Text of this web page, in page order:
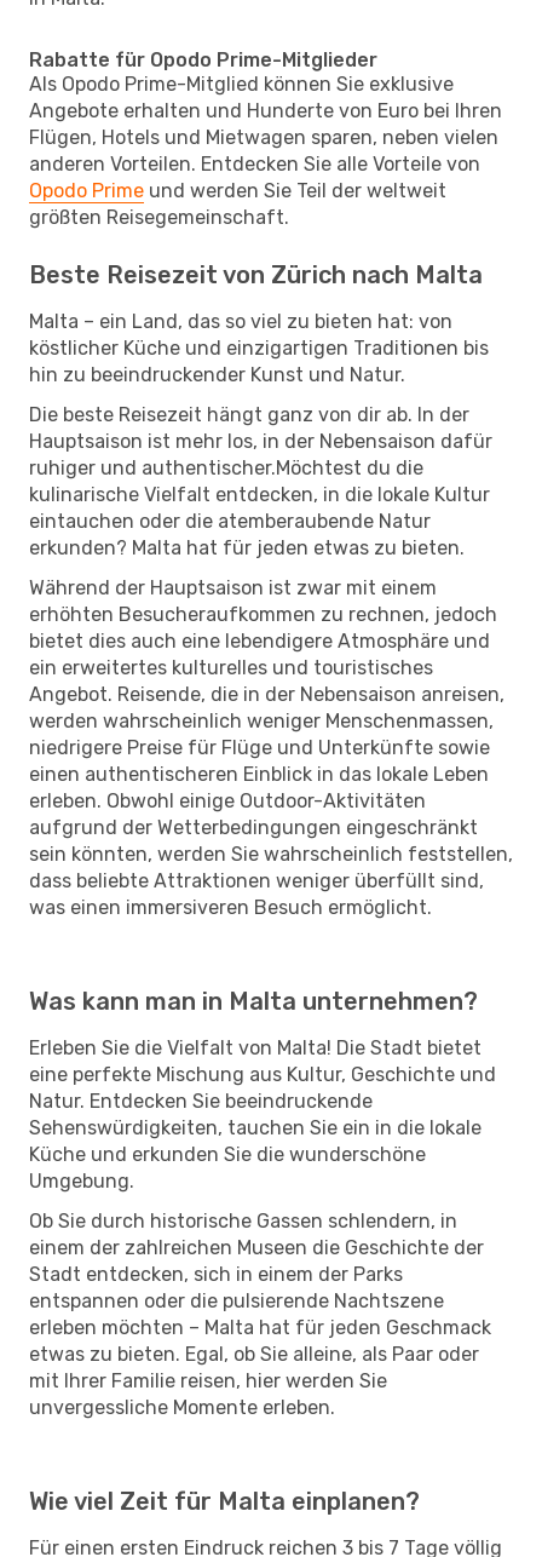
Rabatte für Opodo Prime-Mitglieder
Als Opodo Prime-Mitglied können Sie exklusive
Angebote erhalten und Hunderte von Euro bei Ihren
Flügen, Hotels und Mietwagen sparen, neben vielen
anderen Vorteilen. Entdecken Sie alle Vorteile von
Opodo Prime und werden Sie Teil der weltweit
größten Reisegemeinschaft.
Beste Reisezeit von Zürich nach Malta
Malta – ein Land, das so viel zu bieten hat: von
köstlicher Küche und einzigartigen Traditionen bis
hin zu beeindruckender Kunst und Natur.
Die beste Reisezeit hängt ganz von dir ab. In der
Hauptsaison ist mehr los, in der Nebensaison dafür
ruhiger und authentischer.Möchtest du die
kulinarische Vielfalt entdecken, in die lokale Kultur
eintauchen oder die atemberaubende Natur
erkunden? Malta hat für jeden etwas zu bieten.
Während der Hauptsaison ist zwar mit einem
erhöhten Besucheraufkommen zu rechnen, jedoch
bietet dies auch eine lebendigere Atmosphäre und
ein erweitertes kulturelles und touristisches
Angebot. Reisende, die in der Nebensaison anreisen,
werden wahrscheinlich weniger Menschenmassen,
niedrigere Preise für Flüge und Unterkünfte sowie
einen authentischeren Einblick in das lokale Leben
erleben. Obwohl einige Outdoor-Aktivitäten
aufgrund der Wetterbedingungen eingeschränkt
sein könnten, werden Sie wahrscheinlich feststellen,
dass beliebte Attraktionen weniger überfüllt sind,
was einen immersiveren Besuch ermöglicht.
Was kann man in Malta unternehmen?
Erleben Sie die Vielfalt von Malta! Die Stadt bietet
eine perfekte Mischung aus Kultur, Geschichte und
Natur. Entdecken Sie beeindruckende
Sehenswürdigkeiten, tauchen Sie ein in die lokale
Küche und erkunden Sie die wunderschöne
Umgebung.
Ob Sie durch historische Gassen schlendern, in
einem der zahlreichen Museen die Geschichte der
Stadt entdecken, sich in einem der Parks
entspannen oder die pulsierende Nachtszene
erleben möchten – Malta hat für jeden Geschmack
etwas zu bieten. Egal, ob Sie alleine, als Paar oder
mit Ihrer Familie reisen, hier werden Sie
unvergessliche Momente erleben.
Wie viel Zeit für Malta einplanen?
Für einen ersten Eindruck reichen 3 bis 7 Tage völlig